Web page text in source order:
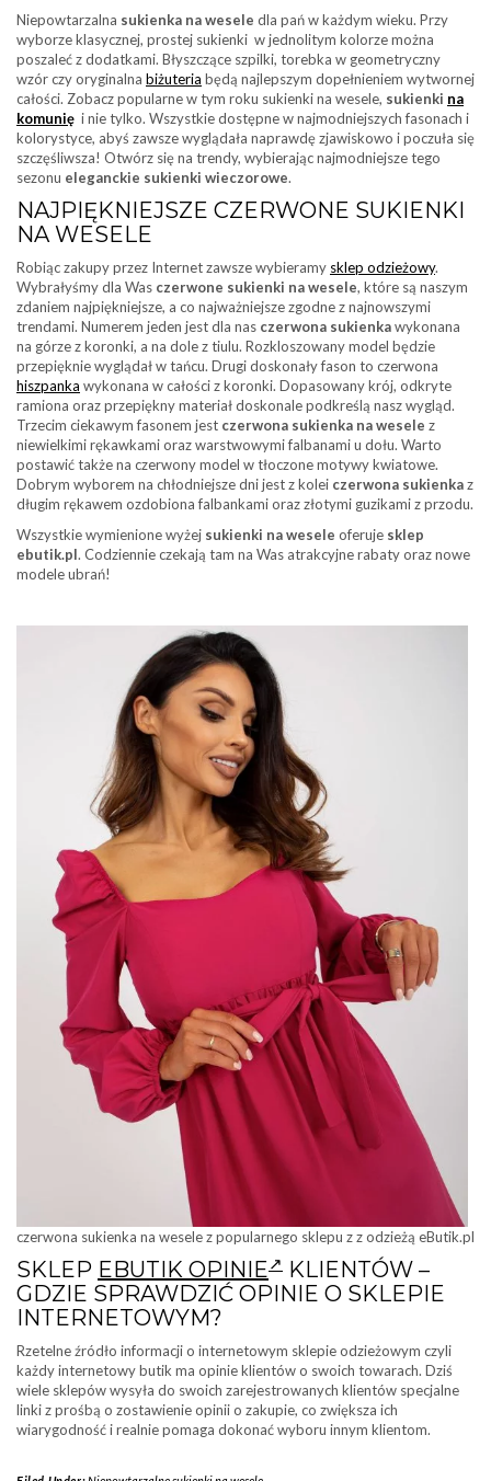
Niepowtarzalna sukienka na wesele dla pań w każdym wieku. Przy
wyborze klasycznej, prostej sukienki w jednolitym kolorze można
poszaleć z dodatkami. Błyszczące szpilki, torebka w geometryczny
wzór czy oryginalna biżuteria będą najlepszym dopełnieniem wytwornej
całości. Zobacz popularne w tym roku sukienki na wesele, sukienki na
komunię i nie tylko. Wszystkie dostępne w najmodniejszych fasonach i
kolorystyce, abyś zawsze wyglądała naprawdę zjawiskowo i poczuła się
szczęśliwsza! Otwórz się na trendy, wybierając najmodniejsze tego
sezonu eleganckie sukienki wieczorowe.
NAJPIĘKNIEJSZE CZERWONE SUKIENKI
NA WESELE
Robiąc zakupy przez Internet zawsze wybieramy sklep odzieżowy.
Wybrałyśmy dla Was czerwone sukienki na wesele, które są naszym
zdaniem najpiękniejsze, a co najważniejsze zgodne z najnowszymi
trendami. Numerem jeden jest dla nas czerwona sukienkawykonana
na górze z koronki, a na dole z tiulu. Rozkloszowany model będzie
przepięknie wyglądał w tańcu. Drugi doskonały fason to czerwona
hiszpanka wykonana w całości z koronki. Dopasowany krój, odkryte
ramiona oraz przepiękny materiał doskonale podkreślą nasz wygląd.
Trzecim ciekawym fasonem jest czerwona sukienka na wesele z
niewielkimi rękawkami oraz warstwowymi falbanami u dołu. Warto
postawić także na czerwony model w tłoczone motywy kwiatowe.
Dobrym wyborem na chłodniejsze dni jest z kolei czerwona sukienkaz
długim rękawem ozdobiona falbankami oraz złotymi guzikami z przodu.
Wszystkie wymienione wyżej sukienki na wesele oferuje sklep
ebutik.pl. Codziennie czekają tam na Was atrakcyjne rabaty oraz nowe
modele ubrań!
czerwona sukienka na wesele z popularnego sklepu z z odzieżą eButik.pl
SKLEP EBUTIK OPINIE
KLIENTÓW –
GDZIE SPRAWDZIĆ OPINIE O SKLEPIE
INTERNETOWYM?
Rzetelne źródło informacji o internetowym sklepie odzieżowym czyli
każdy internetowy butik ma opinie klientów o swoich towarach. Dziś
wiele sklepów wysyła do swoich zarejestrowanych klientów specjalne
linki z prośbą o zostawienie opinii o zakupie, co zwiększa ich
wiarygodność i realnie pomaga dokonać wyboru innym klientom.